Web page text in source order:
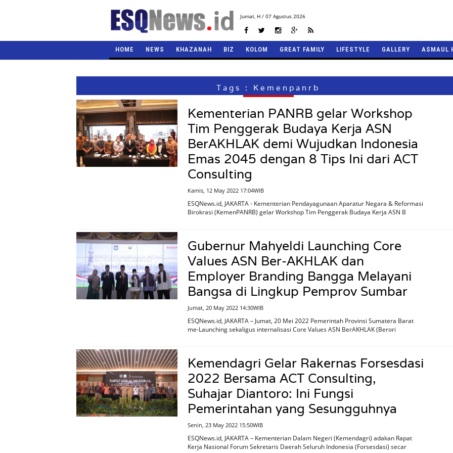
Jumat,H / 07 Agustus 2026
HOME NEWS KHAZANAH BIZ KOLOM GREAT FAMILY LIFESTYLE GALLERY ASMAUL
Tags : Kemenpanrb
Kementerian PANRB gelar Workshop
Tim Penggerak Budaya Kerja ASN
BerAKHLAK demi Wujudkan Indonesia
Emas 2045 dengan 8 Tips Ini dari ACT
Consulting
Kamis, 12 May 2022 17:04WIB
ESQNews.id, JAKARTA - Kementerian Pendayagunaan Aparatur Negara & Reformasi
Birokrasi (KemenPANRB) gelar Workshop Tim Penggerak Budaya Kerja ASN B
Gubernur Mahyeldi Launching Core
Values ASN Ber-AKHLAK dan
Employer Branding Bangga Melayani
Bangsa di Lingkup Pemprov Sumbar
Jumat, 20 May 2022 14:30WIB
ESQNews.id, JAKARTA – Jumat, 20 Mei 2022 Pemerintah Provinsi Sumatera Barat
me-Launching sekaligus internalisasi Core Values ASN BerAKHLAK (Berori
Kemendagri Gelar Rakernas Forsesdasi
2022 Bersama ACT Consulting,
Suhajar Diantoro: Ini Fungsi
Pemerintahan yang Sesungguhnya
Senin, 23 May 2022 15:50WIB
ESQNews.id, JAKARTA – Kementerian Dalam Negeri (Kemendagri) adakan Rapat
Kerja Nasional Forum Sekretaris Daerah Seluruh Indonesia (Forsesdasi) secar